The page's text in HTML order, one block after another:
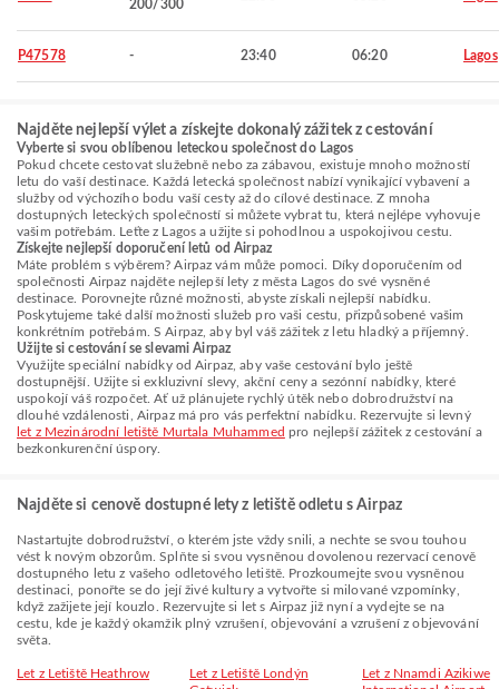
200/300
P47578 - 23:40 06:20 Lagos
Najděte nejlepší výlet a získejte dokonalý zážitek z cestování
Vyberte si svou oblíbenou leteckou společnost do Lagos
Pokud chcete cestovat služebně nebo za zábavou, existuje mnoho možností
letu do vaší destinace. Každá letecká společnost nabízí vynikající vybavení a
služby od výchozího bodu vaší cesty až do cílové destinace. Z mnoha
dostupných leteckých společností si můžete vybrat tu, která nejlépe vyhovuje
vašim potřebám. Leťte z Lagos a užijte si pohodlnou a uspokojivou cestu.
Získejte nejlepší doporučení letů od Airpaz
Máte problém s výběrem? Airpaz vám může pomoci. Díky doporučením od
společnosti Airpaz najděte nejlepší lety z města Lagos do své vysněné
destinace. Porovnejte různé možnosti, abyste získali nejlepší nabídku.
Poskytujeme také další možnosti služeb pro vaši cestu, přizpůsobené vašim
konkrétním potřebám. S Airpaz, aby byl váš zážitek z letu hladký a příjemný.
Užijte si cestování se slevami Airpaz
Využijte speciální nabídky od Airpaz, aby vaše cestování bylo ještě
dostupnější. Užijte si exkluzivní slevy, akční ceny a sezónní nabídky, které
uspokojí váš rozpočet. Ať už plánujete rychlý útěk nebo dobrodružství na
dlouhé vzdálenosti, Airpaz má pro vás perfektní nabídku. Rezervujte si levný
let z Mezinárodní letiště Murtala Muhammed pro nejlepší zážitek z cestování a
bezkonkurenční úspory.
Najděte si cenově dostupné lety z letiště odletu s Airpaz
Nastartujte dobrodružství, o kterém jste vždy snili, a nechte se svou touhou
vést k novým obzorům. Splňte si svou vysněnou dovolenou rezervací cenově
dostupného letu z vašeho odletového letiště. Prozkoumejte svou vysněnou
destinaci, ponořte se do její živé kultury a vytvořte si milované vzpomínky,
když zažijete její kouzlo. Rezervujte si let s Airpaz již nyní a vydejte se na
cestu, kde je každý okamžik plný vzrušení, objevování a vzrušení z objevování
světa.
Let z Letiště Heathrow
Let z Letiště Londýn
Let z Nnamdi Azikiwe